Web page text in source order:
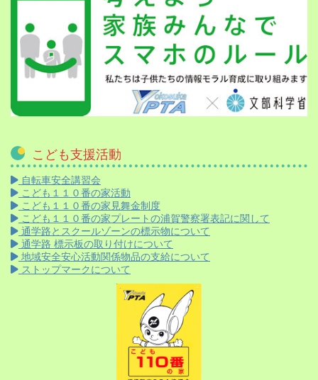
こども支援活動
自転車安全講習会
こども１１０番の家活動
こども１１０番の家見舞金制度
こども１１０番の家プレートの浦賀警察署表記に関して
通学路とスクールゾーンの標示物について
通学路 標示板の取り付けについて
地域安全安心活動関係物品の支給について
ストップマークについて